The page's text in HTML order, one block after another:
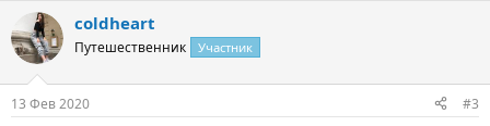
ц
и
coldheart
Путешественник Участник
13 Фев 2020 #3